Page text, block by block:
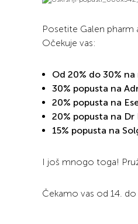
Posetite Galen pharm
Očekuje vas:
Od 20% do 30%
30% popusta na
20% popusta na
20% popusta na Dr
15% popusta na
I još mnogo toga!
Čekamo vas od 14. do